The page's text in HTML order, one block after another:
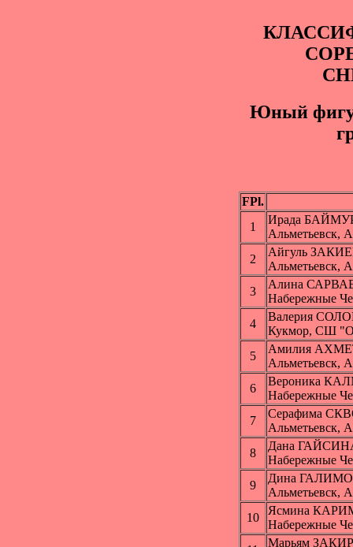
Юный
FPl.
1
Ирада
2
Айгуль
3
Алина
Набережные
4
Валерия
Кукмор, СШ
5
Амилия
6
Вероника
Набережные
7
Серафима
8
Дана
Набережные
9
Дина
10
Ясмина
Набережные
Марьям